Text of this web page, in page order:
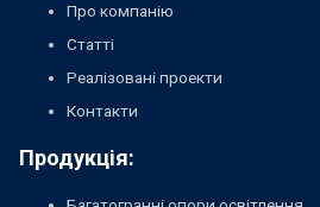
Про компанію
Статті
Реалізовані проекти
Контакти
Продукція: